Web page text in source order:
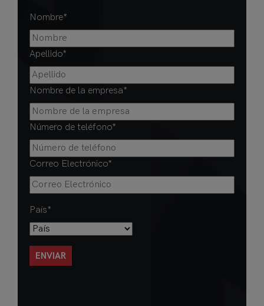
Nombre*
Apellido*
Nombre de la empresa*
Número de teléfono*
Correo Electrónico*
País*